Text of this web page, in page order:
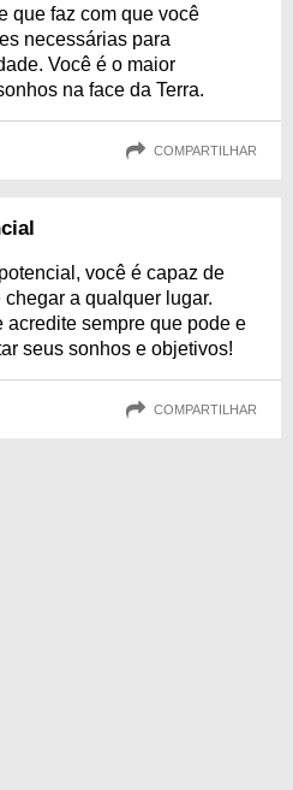
que faz com que você
necessárias para
Você é o maior
na face da Terra.
COMPARTILHAR
você é capaz de
a qualquer lugar.
acredite sempre que pode e
seus sonhos e objetivos!
COMPARTILHAR